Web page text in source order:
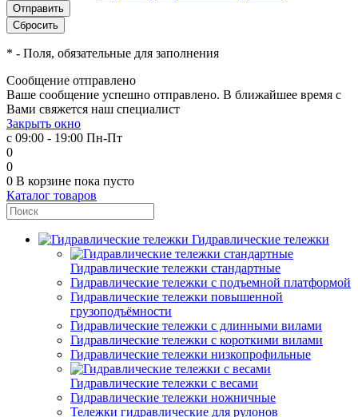
* - Поля, обязательные для заполнения
Сообщение отправлено
Ваше сообщение успешно отправлено. В ближайшее время с
Вами свяжется наш специалист
Закрыть окно
с 09:00 - 19:00 Пн-Пт
0
0
0 В корзине пока пусто
Каталог товаров
Гидравлические тележки
Гидравлические тележки стандартные
Гидравлические тележки с подъемной платформой
Гидравлические тележки повышенной
грузоподъёмности
Гидравлические тележки с длинными вилами
Гидравлические тележки с короткими вилами
Гидравлические тележки низкопрофильные
Гидравлические тележки с весами
Гидравлические тележки ножничные
Тележки гидравлические для рулонов